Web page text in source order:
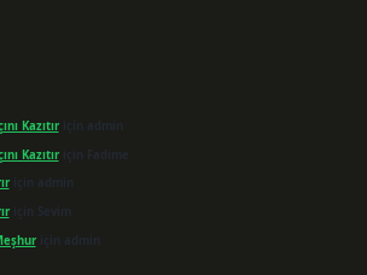
Kazıtıriçin admin
Kazıtıriçin Fadime
için admin
için Sevim
için admin